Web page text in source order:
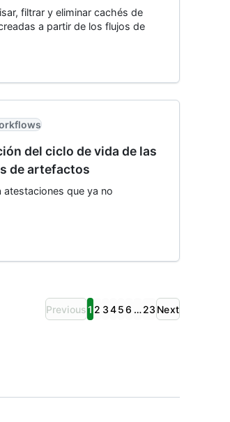
filtrar y eliminar cachés de
a partir de los flujos de
del ciclo de vida de las
de artefactos
atestaciones que ya no
Previous1 2 3456 …23 Next